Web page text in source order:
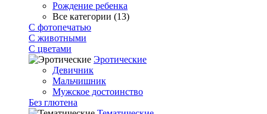
Рождение ребенка
Все категории (13)
С фотопечатью
C животными
С цветами
Эротические
Девичник
Мальчишник
Мужское достоинство
Без глютена